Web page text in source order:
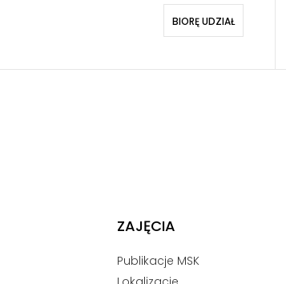
BIORĘ UDZIAŁ
ZAJĘCIA
Publikacje MSK